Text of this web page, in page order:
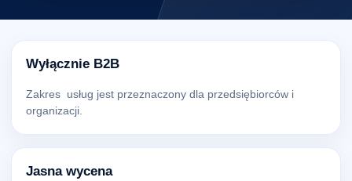
Wyłącznie B2B
Zakres usług jest przeznaczony dla przedsiębiorców i
organizacji.
Jasna wycena